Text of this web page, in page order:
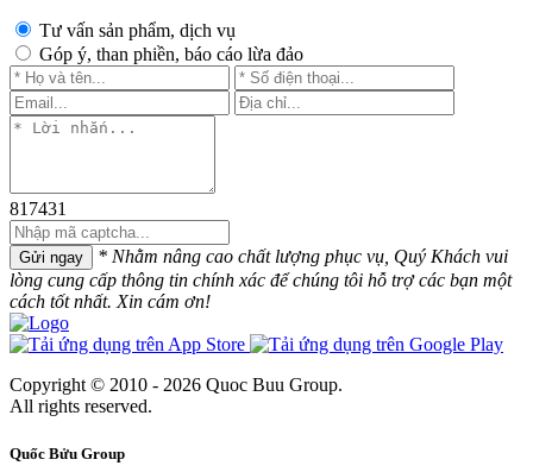
Tư vấn sản phẩm, dịch vụ
Góp ý, than phiền, báo cáo lừa đảo
817431
Gửi ngay
* Nhằm nâng cao chất lượng phục vụ, Quý Khách vui
lòng cung cấp thông tin chính xác để chúng tôi hỗ trợ các bạn một
cách tốt nhất. Xin cám ơn!
Copyright © 2010 - 2026 Quoc Buu Group.
All rights reserved.
Quốc Bửu Group